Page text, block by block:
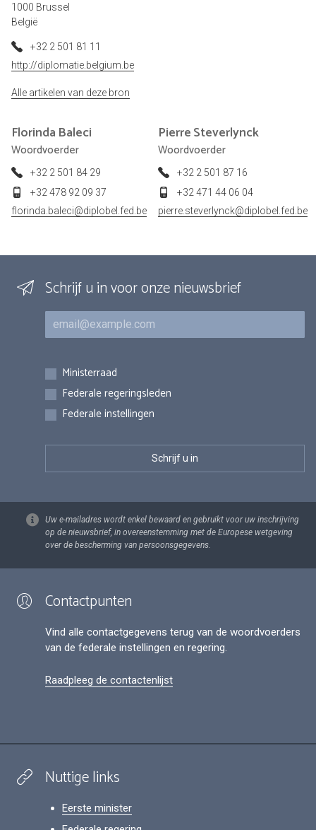
1000 Brussel
België
+32 2 501 81 11
http://diplomatie.belgium.be
Alle artikelen van deze bron
Florinda Baleci
Woordvoerder
+32 2 501 84 29
+32 478 92 09 37
florinda.baleci@diplobel.fed.be
PierreSteverlynck
Woordvoerder
+32 2 501 87 16
+32 471 44 06 04
pierre.steverlynck@diplobel.fed.be
Schrijf u in voor onze nieuwsbrief
E-mail
Inschrijvingen
Ministerraad
Federale regeringsleden
Federale instellingen
Uw e-mailadres wordt enkel bewaard en gebruikt voor uw inschrijving
op de nieuwsbrief, in overeenstemming met de Europese wetgeving
over de bescherming van persoonsgegevens.
Contactpunten
Vind alle contactgegevens terug van de woordvoerders
van de federale instellingen en regering.
Raadpleeg de contactenlijst
Nuttige links
Eerste minister